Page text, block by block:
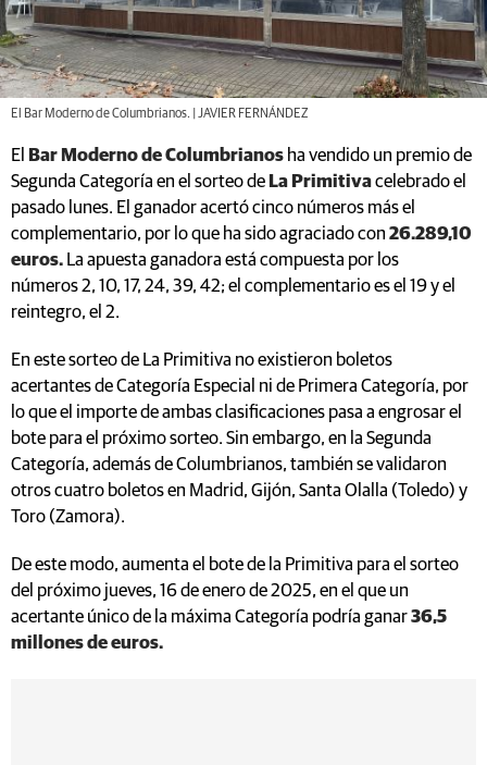
El Bar Moderno de Columbrianos. | JAVIER FERNÁNDEZ
El Bar Moderno de Columbrianos ha vendido un premio de
Segunda Categoría en el sorteo de La Primitivacelebrado el
pasado lunes. El ganador acertó cinco números más el
complementario, por lo que ha sido agraciado con 26.289,10
euros. La apuesta ganadora está compuesta por los
números 2, 10, 17, 24, 39, 42; el complementario es el 19 y el
reintegro, el 2.
En este sorteo de La Primitiva no existieron boletos
acertantes de Categoría Especial ni de Primera Categoría, por
lo que el importe de ambas clasificaciones pasa a engrosar el
bote para el próximo sorteo. Sin embargo, en la Segunda
Categoría, además de Columbrianos, también se validaron
otros cuatro boletos en Madrid, Gijón, Santa Olalla (Toledo) y
Toro (Zamora).
De este modo, aumenta el bote de la Primitiva para el sorteo
del próximo jueves, 16 de enero de 2025, en el que un
acertante único de la máxima Categoría podría ganar36,5
millones de euros.